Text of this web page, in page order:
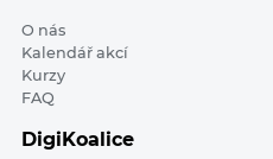
O nás
Kalendář akcí
Kurzy
FAQ
DigiKoalice